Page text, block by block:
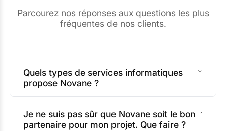
Parcourez nos réponses aux questions les plus
fréquentes de nos clients.
Quels types de services informatiques
propose Novane ?
Je ne suis pas sûr que Novane soit le bon
partenaire pour mon projet. Que faire ?